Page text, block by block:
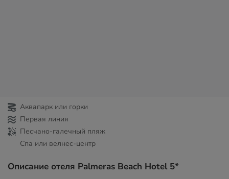
Аквапарк или горки
Первая линия
Песчано-галечный пляж
Спа или велнес-центр
Описание отеля Palmeras Beach Hotel 5*